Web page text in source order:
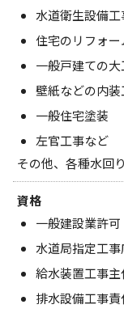
水道衛生設備工
住宅のリフォ
一般戸建ての
壁紙などの内装
一般住宅塗装
左官工事など
その他、各種水回
資格
一般建設業許
水道局指定工事
給水装置工事
排水設備工事